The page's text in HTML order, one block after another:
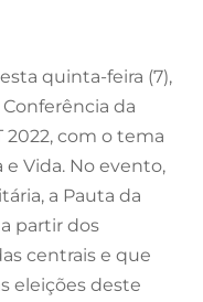
quinta-feira (7),
Conferência da
2022, com o tema
Vida. No evento,
a Pauta da
partir dos
centrais e que
eleições deste